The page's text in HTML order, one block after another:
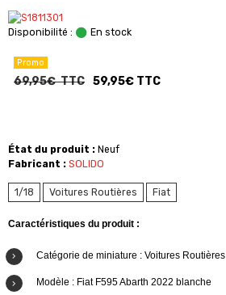
Disponibilité : En stock
Promo
69,95€ TTC 59,95€ TTC
État du produit : Neuf
Fabricant : SOLIDO
1/18 Voitures Routières Fiat
Caractéristiques du produit :
Catégorie de miniature : Voitures Routières
Modèle : Fiat F595 Abarth 2022 blanche